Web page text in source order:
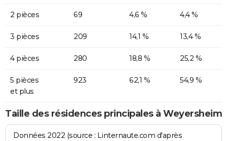
2 pièces 69 4,6 % 4,4 %
3 pièces 209 14,1 % 13,4 %
4 pièces 280 18,8 % 25,2 %
5 pièces
et plus
923 62,1 % 54,9 %
Taille des résidences principales à Weyersheim
Données 2022 (source : Linternaute.com d'après